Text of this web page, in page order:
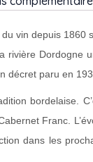
vin depuis 1860
rivière Dordogne
décret paru en
Franc.
dans les